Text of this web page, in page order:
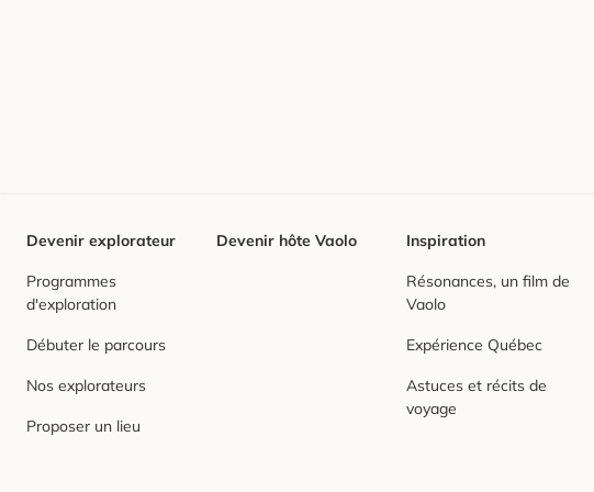
Devenir explorateur
Programmes
d'exploration
Débuter le parcours
Nos explorateurs
Proposer un lieu
Devenir hôte Vaolo Inspiration
Résonances, un film de
Vaolo
Expérience Québec
Astuces et récits de
voyage